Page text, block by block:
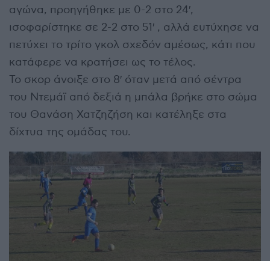
αγώνα, προηγήθηκε με 0-2 στο 24′,
ισοφαρίστηκε σε 2-2 στο 51′ , αλλά ευτύχησε να
πετύχει το τρίτο γκολ σχεδόν αμέσως, κάτι που
κατάφερε να κρατήσει ως το τέλος.
Το σκορ άνοιξε στο 8′ όταν μετά από σέντρα
του Ντεμάϊ από δεξιά η μπάλα βρήκε στο σώμα
του Θανάση Χατζηζήση και κατέληξε στα
δίχτυα της ομάδας του.